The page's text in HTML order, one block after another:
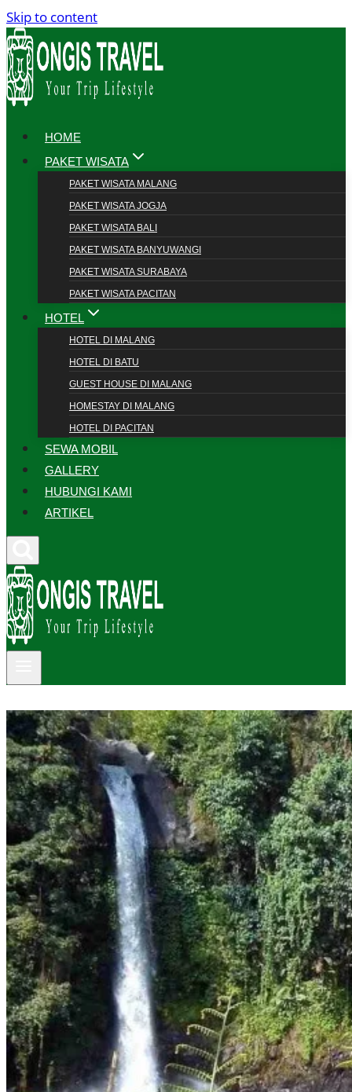
Skip to content
HOME
PAKET WISATA
PAKET WISATA MALANG
PAKET WISATA JOGJA
PAKET WISATA BALI
PAKET WISATA BANYUWANGI
PAKET WISATA SURABAYA
PAKET WISATA PACITAN
HOTEL
HOTEL DI MALANG
HOTEL DI BATU
GUEST HOUSE DI MALANG
HOMESTAY DI MALANG
HOTEL DI PACITAN
SEWA MOBIL
GALLERY
HUBUNGI KAMI
ARTIKEL